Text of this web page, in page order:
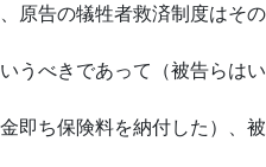
原告の犠牲者救済制度はその
うべきであって（被告らはい
即ち保険料を納付した）、被